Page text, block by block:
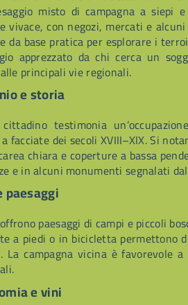
misto di campagna a siepi
vivace, con negozi, mercati e
da base pratica per esplorare i
apprezzato da chi cerca un
principali vie regionali.
e storia
testimonia
facciate dei secoli XVIII–XIX. Si
chiara e coperture a bassa
e in alcuni monumenti segnalati
paesaggi
paesaggi di campi e piccoli
a piedi o in bicicletta permettono
La campagna vicina è favorevole
e vini